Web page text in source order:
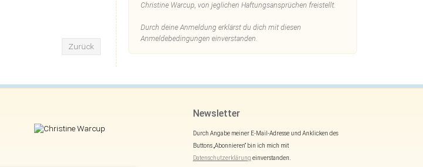
Zurück
Christine Warcup, von jeglichen Haftungsansprüchen freistellt.
Durch deine Anmeldung erklärst du dich mit diesen
Anmeldebedingungen einverstanden.
Newsletter
Durch Angabe meiner E-Mail-Adresse und Anklicken des
Buttons „Abonnieren“ bin ich mich mit
Datenschutzerklärung einverstanden.